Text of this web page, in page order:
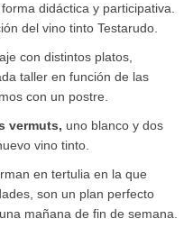
didáctica y participativa.
del vino tinto Testarudo.
con distintos platos,
taller en función de las
con un postre.
vermuts, uno blanco y dos
vino tinto.
en tertulia en la que
son un plan perfecto
mañana de fin de semana.